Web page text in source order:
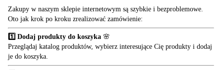
Zakupy w naszym sklepie internetowym są szybkie i bezproblemowe.
Oto jak krok po kroku zrealizować zamówienie:
1️⃣ Dodaj produkty do koszyka 🌸
Przeglądaj katalog produktów, wybierz interesujące Cię produkty i dodaj
je do koszyka.